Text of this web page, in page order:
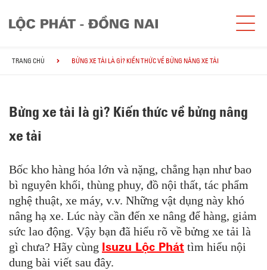
TRANG CHỦ BỬNG XE TẢI LÀ GÌ? KIẾN THỨC VỀ BỬNG NÂNG XE TẢI
Bửng xe tải là gì? Kiến thức về bửng nâng
xe tải
Bốc kho hàng hóa lớn và nặng, chẳng hạn như bao
bì nguyên khối, thùng phuy, đồ nội thất, tác phẩm
nghệ thuật, xe máy, v.v. Những vật dụng này khó
nâng hạ xe. Lúc này cần đến xe nâng để hàng, giảm
sức lao động. Vậy bạn đã hiểu rõ về bửng xe tải là
gì chưa? Hãy cùng Isuzu Lộc Phát tìm hiểu nội
dung bài viết sau đây.